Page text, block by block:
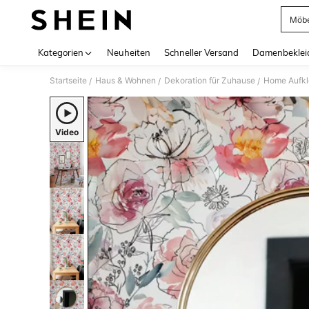
Kategorien Neuheiten Schneller Versand
Startseite / Haus & Wohnen / Dekoration für Zuhause / Home
Video